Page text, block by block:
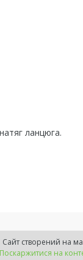
ланцюга.
Сайт створений на
Поскаржитися на